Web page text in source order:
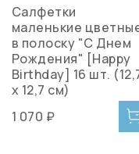
Салфетки
маленькие
в полоску "С Днем
Рождения" [Happy
Birthday] 16 шт.
х 12,7 см)
1 070 ₽